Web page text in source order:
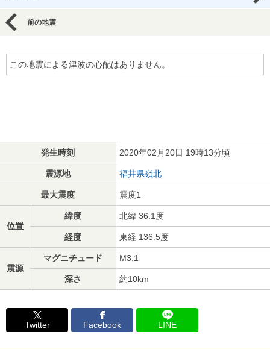
前の地震
この地震による津波の心配はありません。
発生時刻 2020年02月20日 19時13分頃
震源地 福井県嶺北
最大震度 震度1
位置
緯度 北緯 36.1度
経度 東経 136.5度
震源
マグニチュード M3.1
深さ 約10km
Twitter Facebook LINE